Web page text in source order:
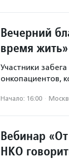
Вечерний
время жить»
Участники
онкопациентов,
Начало: 16:00 ·
Вебинар
НКО